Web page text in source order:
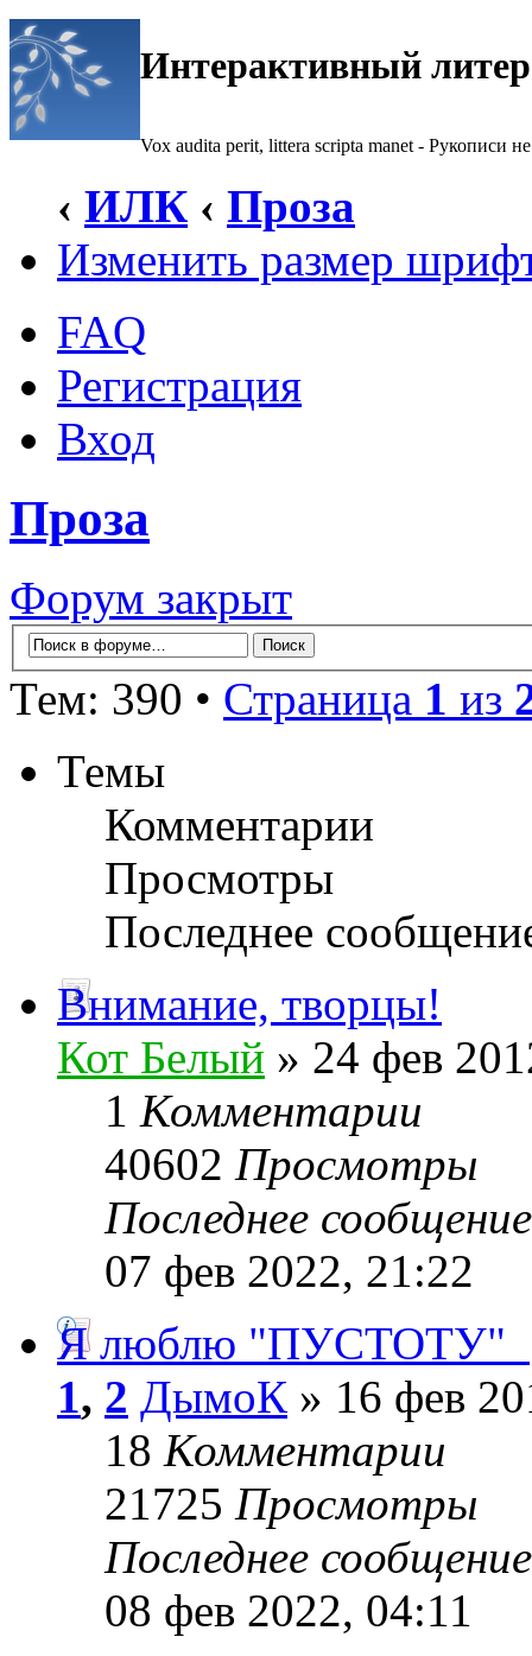
Интерактивный
Vox audita perit, littera scripta manet - Рукописи не
‹ ИЛК ‹ Проза
Изменить размер
FAQ
Регистрация
Вход
Проза
Форум закрыт
Тем: 390 • Страница 1 из
Темы
Комментарии
Просмотры
Последнее
Внимание, творцы!
Кот Белый » 24 фев
1 Комментарии
40602 Просмотры
Последнее
07 фев 2022, 21:22
Я люблю "ПУСТОТУ"_
1, 2 ДымоК » 16 фев
18 Комментарии
21725 Просмотры
Последнее
08 фев 2022, 04:11